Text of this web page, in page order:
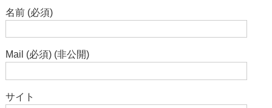
名前 (必須)
Mail (必須) (非公開)
サイト